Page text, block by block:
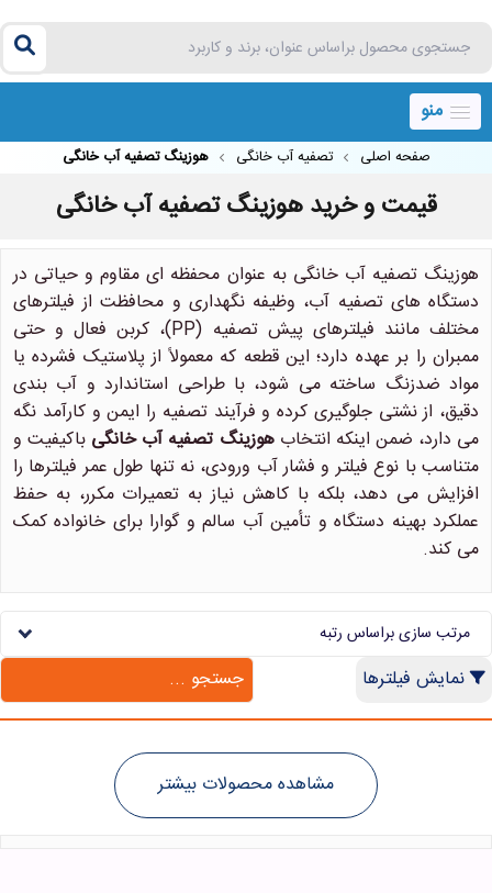
منو
صفحه اصلی تصفیه آب خانگی هوزینگ تصفیه آب خانگی
قیمت و خرید هوزینگ تصفیه آب خانگی
هوزینگ تصفیه آب خانگی به عنوان محفظه ای مقاوم و حیاتی در
دستگاه های تصفیه آب، وظیفه نگهداری و محافظت از فیلترهای
مختلف مانند فیلترهای پیش تصفیه (PP)، کربن فعال و حتی
ممبران را بر عهده دارد؛ این قطعه که معمولاً از پلاستیک فشرده یا
مواد ضدزنگ ساخته می شود، با طراحی استاندارد و آب بندی
دقیق، از نشتی جلوگیری کرده و فرآیند تصفیه را ایمن و کارآمد نگه
می دارد، ضمن اینکه انتخابهوزینگ تصفیه آب خانگی باکیفیت و
متناسب با نوع فیلتر و فشار آب ورودی، نه تنها طول عمر فیلترها را
افزایش می دهد، بلکه با کاهش نیاز به تعمیرات مکرر، به حفظ
عملکرد بهینه دستگاه و تأمین آب سالم و گوارا برای خانواده کمک
می کند.
مرتب سازی براساس رتبه
نمایش فیلترها